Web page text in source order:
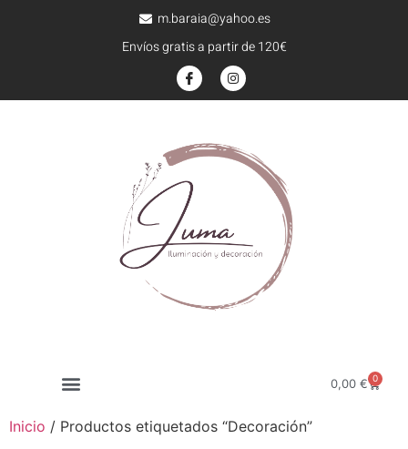
m.baraia@yahoo.es
Envíos gratis a partir de 120€
0,00 € 0
Inicio / Productos etiquetados “Decoración”